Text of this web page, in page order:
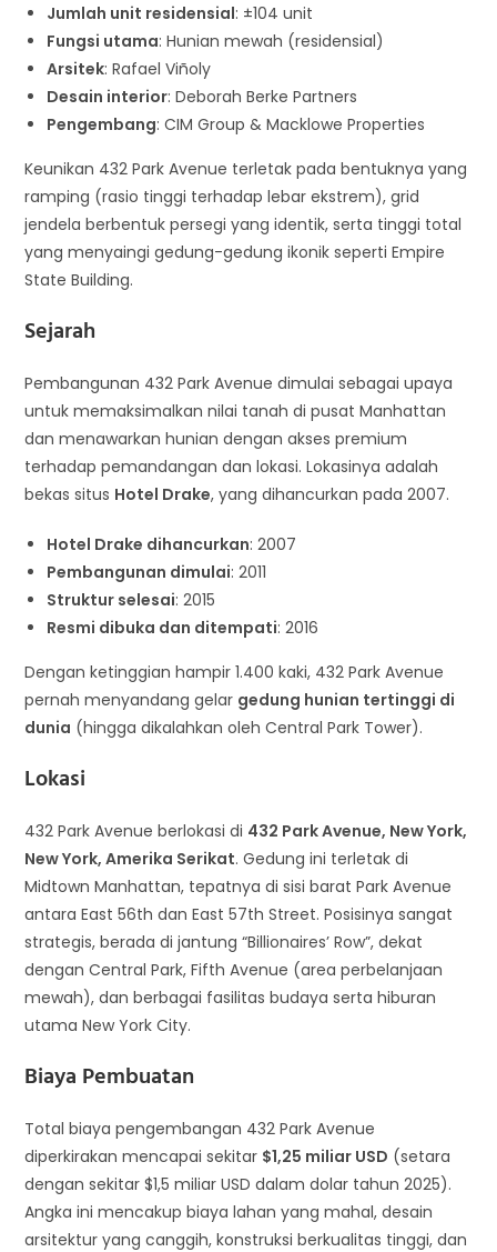
Jumlah unit residensial: ±104 unit
Fungsi utama: Hunian mewah (residensial)
Arsitek: Rafael Viñoly
Desain interior: Deborah Berke Partners
Pengembang: CIM Group & Macklowe Properties
Keunikan 432 Park Avenue terletak pada bentuknya yang
ramping (rasio tinggi terhadap lebar ekstrem), grid
jendela berbentuk persegi yang identik, serta tinggi total
yang menyaingi gedung-gedung ikonik seperti Empire
State Building.
Sejarah
Pembangunan 432 Park Avenue dimulai sebagai upaya
untuk memaksimalkan nilai tanah di pusat Manhattan
dan menawarkan hunian dengan akses premium
terhadap pemandangan dan lokasi. Lokasinya adalah
bekas situs Hotel Drake, yang dihancurkan pada 2007.
Hotel Drake dihancurkan: 2007
Pembangunan dimulai: 2011
Struktur selesai: 2015
Resmi dibuka dan ditempati: 2016
Dengan ketinggian hampir 1.400 kaki, 432 Park Avenue
pernah menyandang gelar gedung hunian tertinggi di
dunia (hingga dikalahkan oleh Central Park Tower).
Lokasi
432 Park Avenue berlokasi di 432 Park Avenue, New York,
New York, Amerika Serikat. Gedung ini terletak di
Midtown Manhattan, tepatnya di sisi barat Park Avenue
antara East 56th dan East 57th Street. Posisinya sangat
strategis, berada di jantung “Billionaires’ Row”, dekat
dengan Central Park, Fifth Avenue (area perbelanjaan
mewah), dan berbagai fasilitas budaya serta hiburan
utama New York City.
Biaya Pembuatan
Total biaya pengembangan 432 Park Avenue
diperkirakan mencapai sekitar $1,25 miliar USD (setara
dengan sekitar $1,5 miliar USD dalam dolar tahun 2025).
Angka ini mencakup biaya lahan yang mahal, desain
arsitektur yang canggih, konstruksi berkualitas tinggi, dan